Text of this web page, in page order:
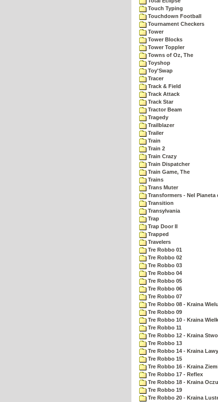
Touch Typing
Touchdown Football
Tournament Checkers
Tower
Tower Blocks
Tower Toppler
Towns of Oz, The
Toyshop
Toy'Swap
Tracer
Track & Field
Track Attack
Track Star
Tractor Beam
Tragedy
Trailblazer
Trailer
Train
Train 2
Train Crazy
Train Dispatcher
Train Game, The
Trains
Trans Muter
Transformers - Nel Pianeta
Transition
Transylvania
Trap
Trap Door II
Trapped
Travelers
Tre Robbo 01
Tre Robbo 02
Tre Robbo 03
Tre Robbo 04
Tre Robbo 05
Tre Robbo 06
Tre Robbo 07
Tre Robbo 08 - Kraina
Tre Robbo 09
Tre Robbo 10 - Kraina
Tre Robbo 11
Tre Robbo 12 - Kraina
Tre Robbo 13
Tre Robbo 14 - Kraina Lawy
Tre Robbo 15
Tre Robbo 16 - Kraina
Tre Robbo 17 - Reflex
Tre Robbo 18 - Kraina Oczu
Tre Robbo 19
Tre Robbo 20 - Kraina